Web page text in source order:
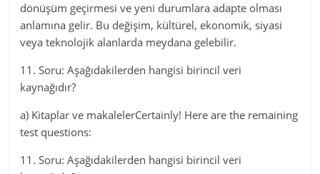
dönüşüm geçirmesi ve yeni durumlara adapte olması
anlamına gelir. Bu değişim, kültürel, ekonomik, siyasi
veya teknolojik alanlarda meydana gelebilir.
11. Soru: Aşağıdakilerden hangisi birincil veri
kaynağıdır?
a) Kitaplar ve makalelerCertainly! Here are the remaining
test questions:
11. Soru: Aşağıdakilerden hangisi birincil veri